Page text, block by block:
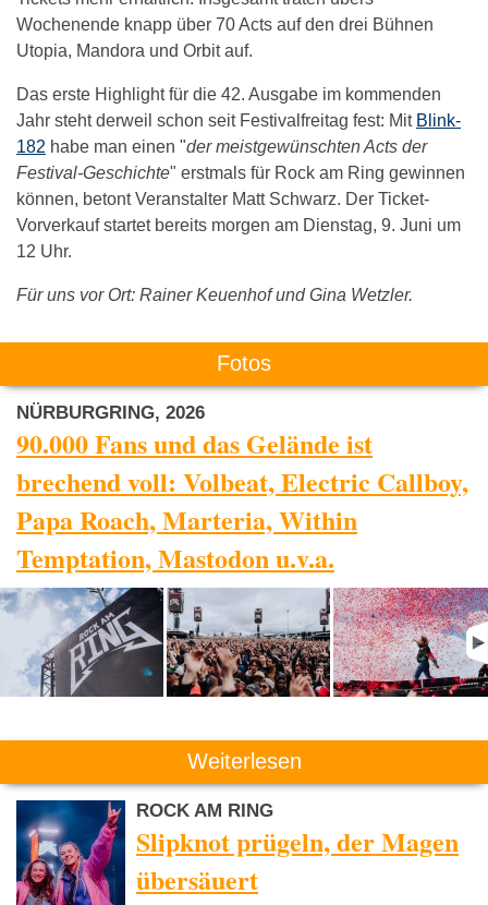
Wochenende knapp über 70 Acts auf den drei Bühnen
Utopia, Mandora und Orbit auf.
Das erste Highlight für die 42. Ausgabe im kommenden
Jahr steht derweil schon seit Festivalfreitag fest: Mit Blink-
182 habe man einen "der meistgewünschten Acts der
Festival-Geschichte" erstmals für Rock am Ring gewinnen
können, betont Veranstalter Matt Schwarz. Der Ticket-
Vorverkauf startet bereits morgen am Dienstag, 9. Juni um
12 Uhr.
Für uns vor Ort: Rainer Keuenhof und Gina Wetzler.
Fotos
NÜRBURGRING, 2026
90.000 Fans und das Gelände ist
brechend voll: Volbeat, Electric Callboy,
Papa Roach, Marteria, Within
Temptation, Mastodon u.v.a.
Weiterlesen
ROCK AM RING
Slipknot prügeln, der Magen
übersäuert